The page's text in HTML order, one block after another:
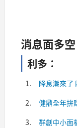
消息面多空
利多：
降息潮來了
健鼎全年拚
群創中小面